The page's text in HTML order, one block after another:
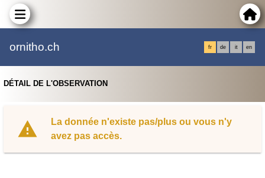
ornitho.ch fr de it en
DÉTAIL DE L'OBSERVATION
La donnée n'existe pas/plus ou vous n'y
avez pas accès.